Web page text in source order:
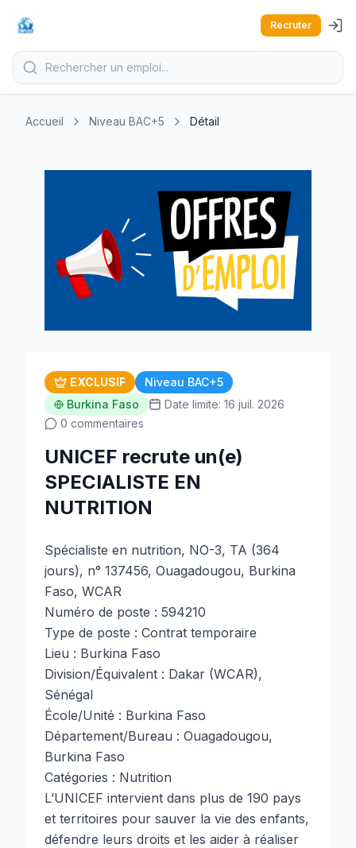
Recruter
Accueil Niveau BAC+5 Détail
EXCLUSIF
Niveau BAC+5
Burkina Faso
Date limite: 16 juil. 2026
0 commentaires
UNICEF recrute un(e)
SPECIALISTE EN
NUTRITION
Spécialiste en nutrition, NO-3, TA (364
jours), n° 137456, Ouagadougou, Burkina
Faso, WCAR
Numéro de poste : 594210
Type de poste : Contrat temporaire
Lieu : Burkina Faso
Division/Équivalent : Dakar (WCAR),
Sénégal
École/Unité : Burkina Faso
Département/Bureau : Ouagadougou,
Burkina Faso
Catégories : Nutrition
L’UNICEF intervient dans plus de 190 pays
et territoires pour sauver la vie des enfants,
défendre leurs droits et les aider à réaliser